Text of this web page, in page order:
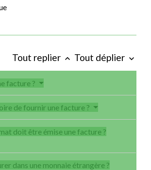
Tout replier keyboard_arrow_up Tout déplier keyboard_arrow_down
facture ?
de fournir une facture ?
doit être émise une facture ?
dans une monnaie étrangère ?